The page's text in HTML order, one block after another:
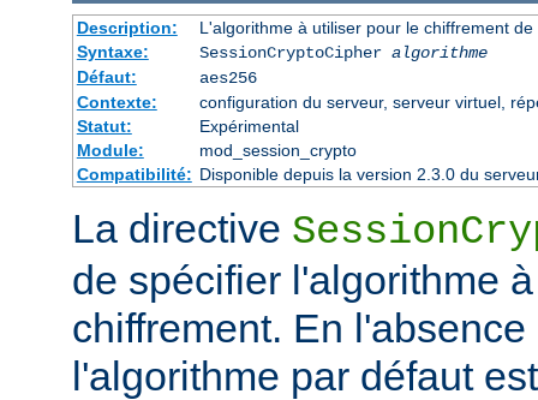
Description:
L'algorithme à utiliser pour le chiffrement de
Syntaxe:
SessionCryptoCipher algorithme
Défaut:
aes256
Contexte:
configuration du serveur, serveur virtuel,
Statut:
Expérimental
Module:
mod_session_crypto
Compatibilité: Disponible depuis la version 2.3.0 du
La directive
de spécifier l'algorithme
chiffrement. En
l'algorithme par défaut